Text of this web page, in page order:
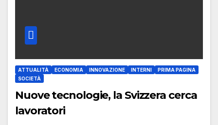
ATTUALITÀ ECONOMIA INNOVAZIONE INTERNI
PRIMA PAGINA
SOCIETÀ
Nuove tecnologie, la Svizzera cerca
lavoratori